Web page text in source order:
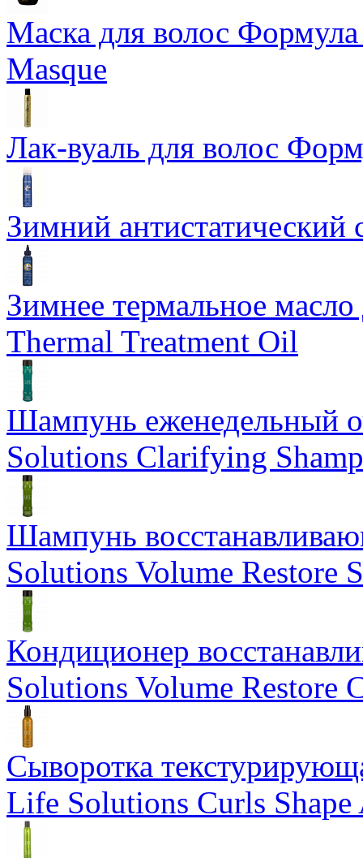
Маска для волос
Masque
Лак-вуаль для волос
Зимний
Зимнее термальное
Thermal Treatment Oil
Шампунь еженедельный
Solutions Clarifying
Шампунь
Solutions Volume Restore
Кондиционер
Solutions Volume Restore
Сыворотка
Life Solutions Curls